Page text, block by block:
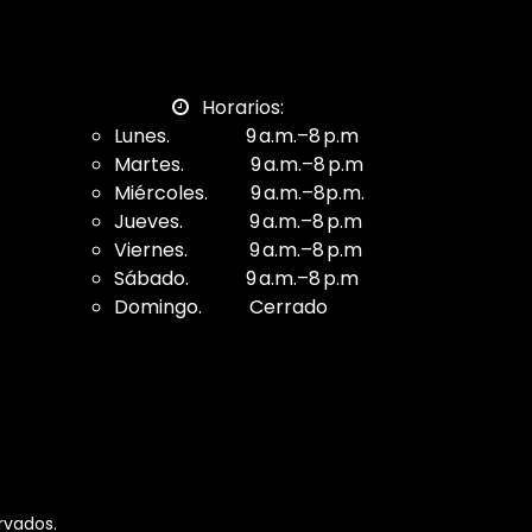
Horarios:
Lunes. 9 a.m.–8 p.m
Martes. 9 a.m.–8 p.m
Miércoles. 9 a.m.–8p.m.
Jueves. 9 a.m.–8 p.m
Viernes. 9 a.m.–8 p.m
Sábado. 9 a.m.–8 p.m
Domingo. Cerrado